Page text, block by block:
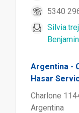
5340
Argentina -
Hasar
Charlone
Argentina